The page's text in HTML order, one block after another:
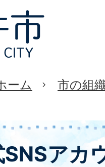
ーム 市の組
アカ